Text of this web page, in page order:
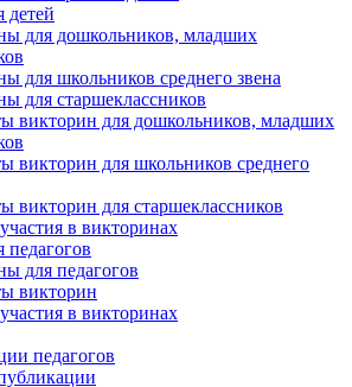
детей
для дошкольников, младших
для школьников среднего звена
для старшеклассников
викторин для дошкольников, младших
викторин для школьников среднего
викторин для старшеклассников
в викторинах
для педагогов
викторин
в викторинах
педагогов